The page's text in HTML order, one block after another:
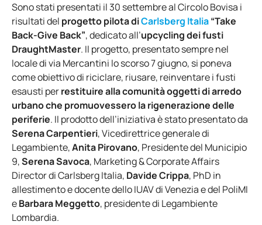
Sono stati presentati il 30 settembre al Circolo Bovisa i
risultati del progetto pilota diCarlsberg Italia“Take
Back-Give Back”, dedicato all’upcycling deifusti
DraughtMaster. Il progetto, presentato sempre nel
locale di via Mercantini lo scorso 7 giugno, si poneva
come obiettivo di riciclare, riusare, reinventare i fusti
esausti perrestituire alla comunità oggetti di arredo
urbano che promuovessero la rigenerazione delle
periferie. Il prodotto dell’iniziativa è stato presentato da
Serena Carpentieri, Vicedirettrice generale di
Legambiente,Anita Pirovano, Presidente del Municipio
9,Serena Savoca, Marketing & Corporate Affairs
Director di Carlsberg Italia, Davide Crippa, PhD in
allestimento e docente dello IUAV di Venezia e del PoliMI
eBarbara Meggetto, presidente di Legambiente
Lombardia.